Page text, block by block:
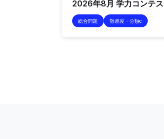
2026年8月 学力コンテ
総合問題 難易度・分類c